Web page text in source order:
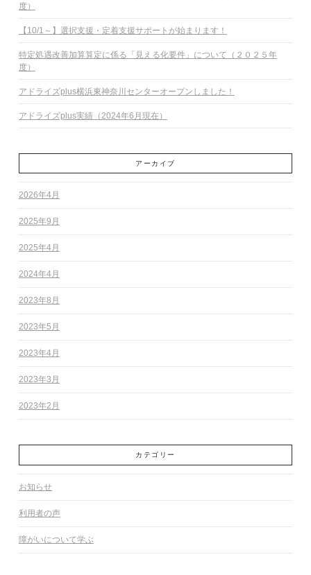
度）
【10/1～】選択支援・定着支援サポートが始まります！
特定処遇改善加算算定に係る「見える化要件」について（２０２５年
度）
アドライズplus横浜東神奈川センターオープンしました！
アドライズplus実績（2024年6月現在）
アーカイブ
2026年4月
2025年9月
2025年4月
2024年4月
2023年8月
2023年5月
2023年4月
2023年3月
2023年2月
カテゴリー
お知らせ
利用者の声
障がいについて学ぶ